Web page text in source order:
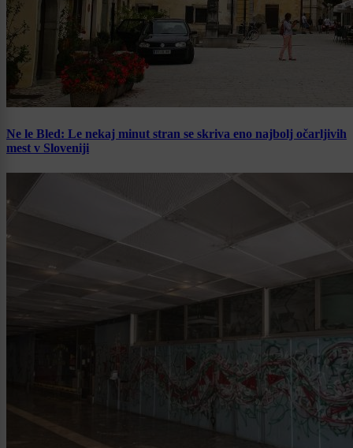
Ne le Bled: Le nekaj minut stran se skriva eno najbolj očarljivih
mest v Sloveniji